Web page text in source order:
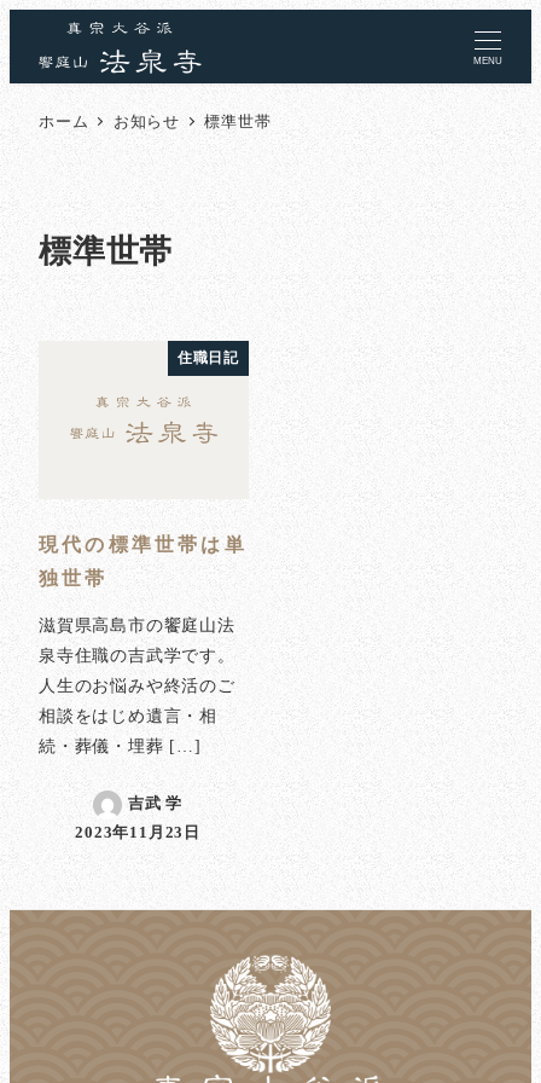
MENU
ホーム お知らせ 標準世帯
標準世帯
住職日記
現代の標準世帯は単
独世帯
滋賀県高島市の饗庭山法
泉寺住職の吉武学です。
人生のお悩みや終活のご
相談をはじめ遺言・相
続・葬儀・埋葬 […]
吉武 学
投稿日
2023年11月23日